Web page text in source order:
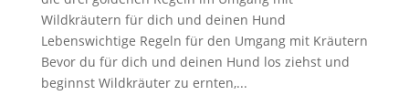
Wildkräutern für dich und deinen Hund
Lebenswichtige Regeln für den Umgang mit Kräutern
Bevor du für dich und deinen Hund los ziehst und
beginnst Wildkräuter zu ernten,...